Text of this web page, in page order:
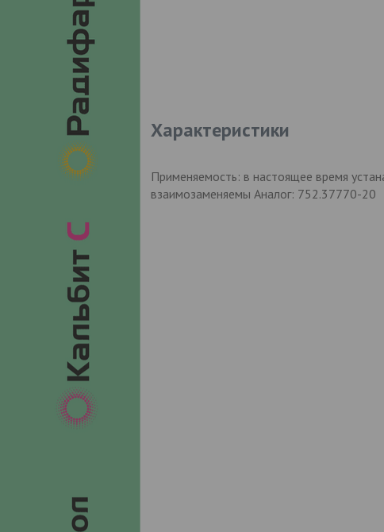
Характеристики
Применяемость: в настоящее время
взаимозаменяемы Аналог: 752.37770-20